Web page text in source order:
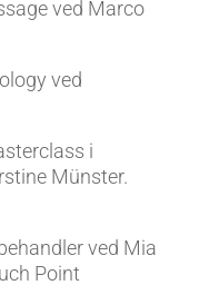
ved Marco
ved
i
Münster.
ved Mia
Point